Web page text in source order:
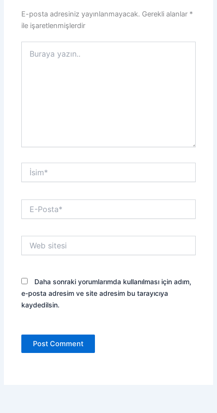
E-posta adresiniz yayınlanmayacak. Gerekli alanlar *
ile işaretlenmişlerdir
yazın..
İsim*
Posta*
sitesi
Daha sonraki yorumlarımda kullanılması için adım,
e-posta adresim ve site adresim bu tarayıcıya
kaydedilsin.